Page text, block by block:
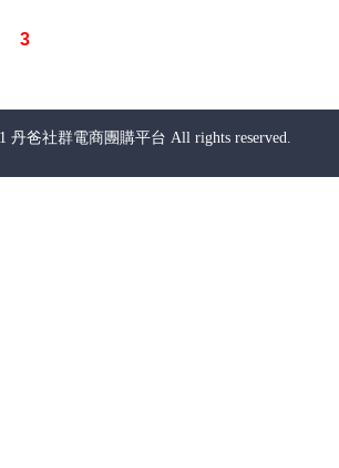
3
丹爸社群電商團購平台 All rights reserved.